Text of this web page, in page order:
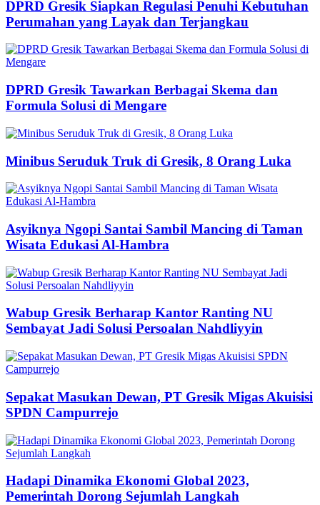
DPRD Gresik Siapkan Regulasi Penuhi Kebutuhan
Perumahan yang Layak dan Terjangkau
DPRD Gresik Tawarkan Berbagai Skema dan
Formula Solusi di Mengare
Minibus Seruduk Truk di Gresik, 8 Orang Luka
Asyiknya Ngopi Santai Sambil Mancing di Taman
Wisata Edukasi Al-Hambra
Wabup Gresik Berharap Kantor Ranting NU
Sembayat Jadi Solusi Persoalan Nahdliyyin
Sepakat Masukan Dewan, PT Gresik Migas Akuisisi
SPDN Campurrejo
Hadapi Dinamika Ekonomi Global 2023,
Pemerintah Dorong Sejumlah Langkah